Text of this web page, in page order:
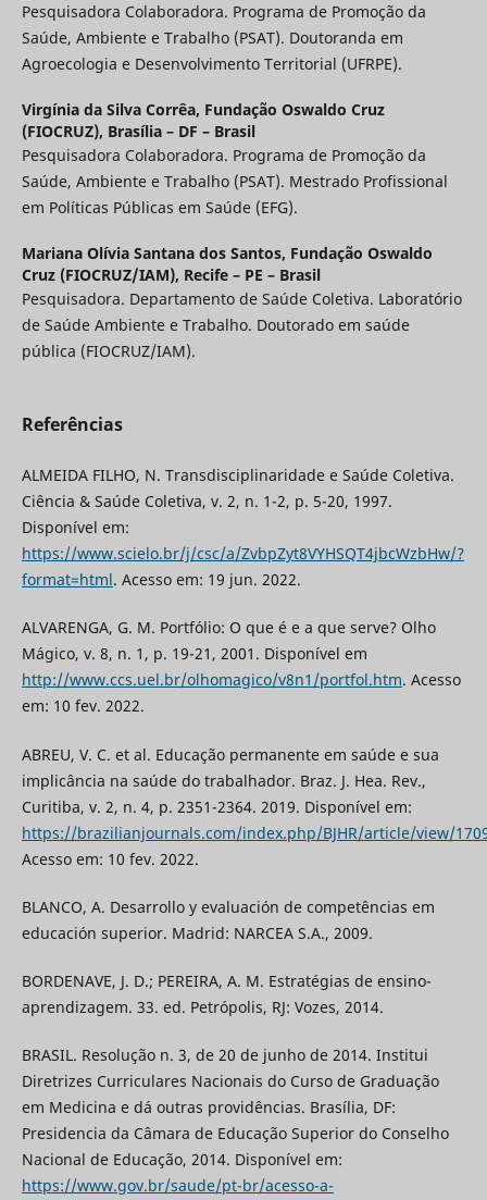
Pesquisadora Colaboradora. Programa de Promoção da
Saúde, Ambiente e Trabalho (PSAT). Doutoranda em
Agroecologia e Desenvolvimento Territorial (UFRPE).
Virgínia da Silva Corrêa, Fundação Oswaldo Cruz
(FIOCRUZ), Brasília – DF – Brasil
Pesquisadora Colaboradora. Programa de Promoção da
Saúde, Ambiente e Trabalho (PSAT). Mestrado Profissional
em Políticas Públicas em Saúde (EFG).
Mariana Olívia Santana dos Santos, Fundação Oswaldo
Cruz (FIOCRUZ/IAM), Recife – PE – Brasil
Pesquisadora. Departamento de Saúde Coletiva. Laboratório
de Saúde Ambiente e Trabalho. Doutorado em saúde
pública (FIOCRUZ/IAM).
Referências
ALMEIDA FILHO, N. Transdisciplinaridade e Saúde Coletiva.
Ciência & Saúde Coletiva, v. 2, n. 1-2, p. 5-20, 1997.
Disponível em:
https://www.scielo.br/j/csc/a/ZvbpZyt8VYHSQT4jbcWzbHw/?
format=html. Acesso em: 19 jun. 2022.
ALVARENGA, G. M. Portfólio: O que é e a que serve? Olho
Mágico, v. 8, n. 1, p. 19-21, 2001. Disponível em
http://www.ccs.uel.br/olhomagico/v8n1/portfol.htm. Acesso
em: 10 fev. 2022.
ABREU, V. C. et al. Educação permanente em saúde e sua
implicância na saúde do trabalhador. Braz. J. Hea. Rev.,
Curitiba, v. 2, n. 4, p. 2351-2364. 2019. Disponível em:
https://brazilianjournals.com/index.php/BJHR/article/view/
Acesso em: 10 fev. 2022.
BLANCO, A. Desarrollo y evaluación de competências em
educación superior. Madrid: NARCEA S.A., 2009.
BORDENAVE, J. D.; PEREIRA, A. M. Estratégias de ensino-
aprendizagem. 33. ed. Petrópolis, RJ: Vozes, 2014.
BRASIL. Resolução n. 3, de 20 de junho de 2014. Institui
Diretrizes Curriculares Nacionais do Curso de Graduação
em Medicina e dá outras providências. Brasília, DF:
Presidencia da Câmara de Educação Superior do Conselho
Nacional de Educação, 2014. Disponível em:
https://www.gov.br/saude/pt-br/acesso-a-